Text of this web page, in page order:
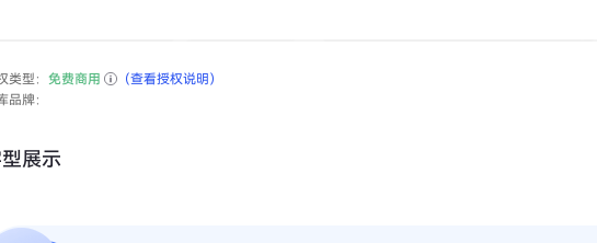
类型： 免费商用
（查看授权说明）
品牌：
展示